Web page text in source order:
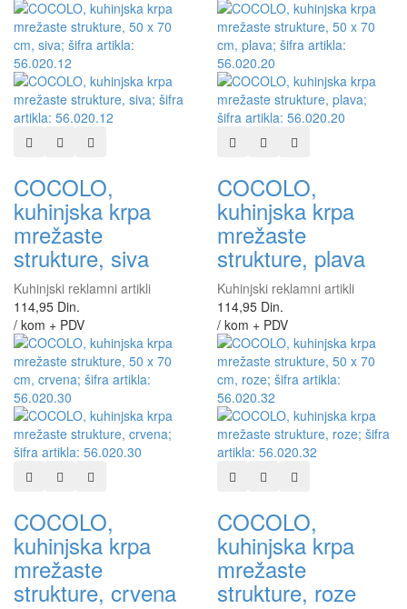
Dodaj u listu želja
Dodaj u listu za poređenje
COCOLO,
kuhinjska krpa
mrežaste
strukture, siva
Kuhinjski reklamni artikli
114,95 Din.
/ kom + PDV
Dodaj u listu želja
Dodaj u listu za
COCOLO,
kuhinjska krpa
mrežaste
strukture, plava
Kuhinjski reklamni artikli
114,95 Din.
/ kom + PDV
Dodaj u listu želja
Dodaj u listu za poređenje
COCOLO,
kuhinjska krpa
mrežaste
strukture, crvena
Dodaj u listu želja
Dodaj u listu za
COCOLO,
kuhinjska krpa
mrežaste
strukture, roze